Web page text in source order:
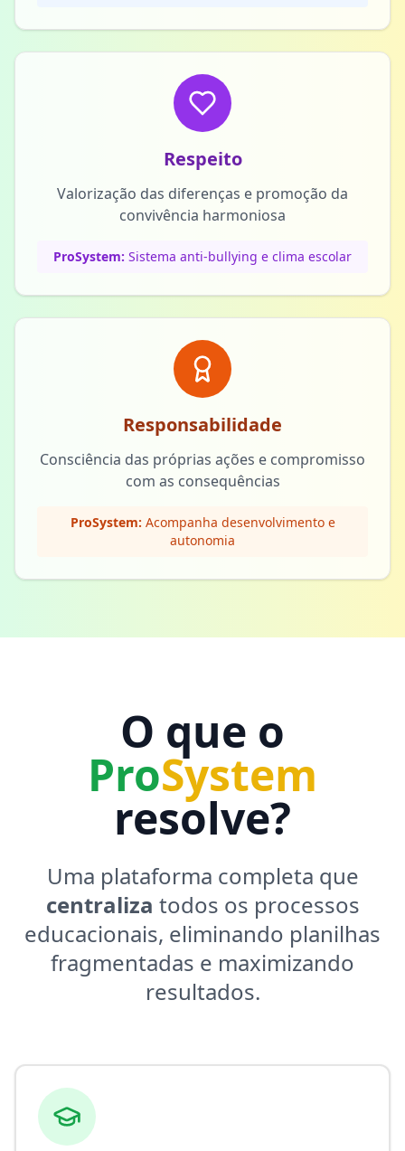
Respeito
Valorização das diferenças e promoção da
convivência harmoniosa
ProSystem: Sistema anti-bullying e clima escolar
Responsabilidade
Consciência das próprias ações e compromisso
com as consequências
ProSystem: Acompanha desenvolvimento e
autonomia
O que o
ProSystem
resolve?
Uma plataforma completa que
centraliza todos os processos
educacionais, eliminando planilhas
fragmentadas e maximizando
resultados.